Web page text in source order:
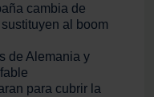
cambia de
al boom
de Alemania y
para cubrir la